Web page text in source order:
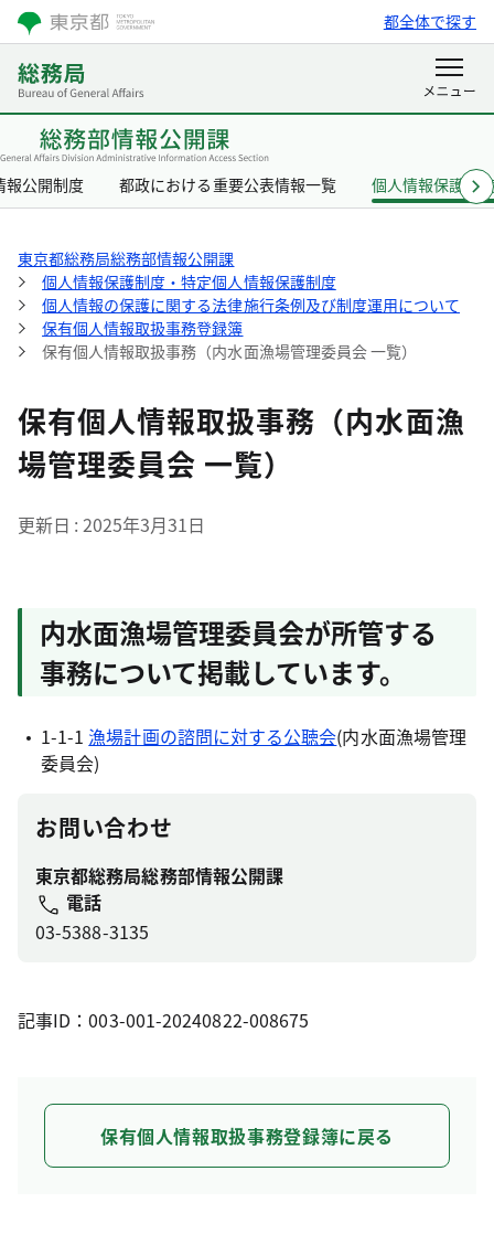
都全体で探す
報公開制度 都政における重要公表情報一覧 個人情報保護制
東京都総務局総務部情報公開課
個人情報保護制度・特定個人情報保護制度
個人情報の保護に関する法律施行条例及び制度運用について
保有個人情報取扱事務登録簿
保有個人情報取扱事務（内水面漁場管理委員会 一覧）
保有個人情報取扱事務（内水面漁
場管理委員会 一覧）
更新日 2025年3月31日
内水面漁場管理委員会が所管する
事務について掲載しています。
1-1-1 漁場計画の諮問に対する公聴会(内水面漁場管理
委員会)
お問い合わせ
東京都総務局総務部情報公開課
電話
03-5388-3135
記事ID：003-001-20240822-008675
保有個人情報取扱事務登録簿に戻る